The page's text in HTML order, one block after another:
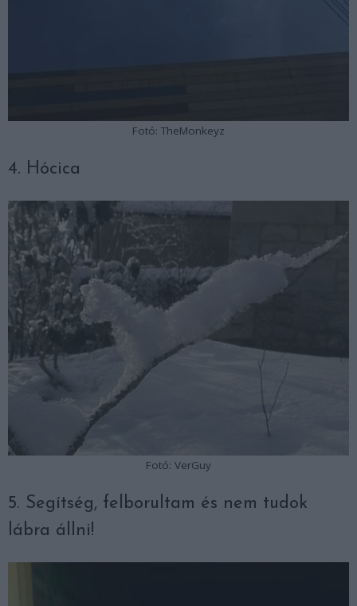
Fotó: TheMonkeyz
4. Hócica
Fotó: VerGuy
5. Segítség, felborultam és nem tudok
lábra állni!